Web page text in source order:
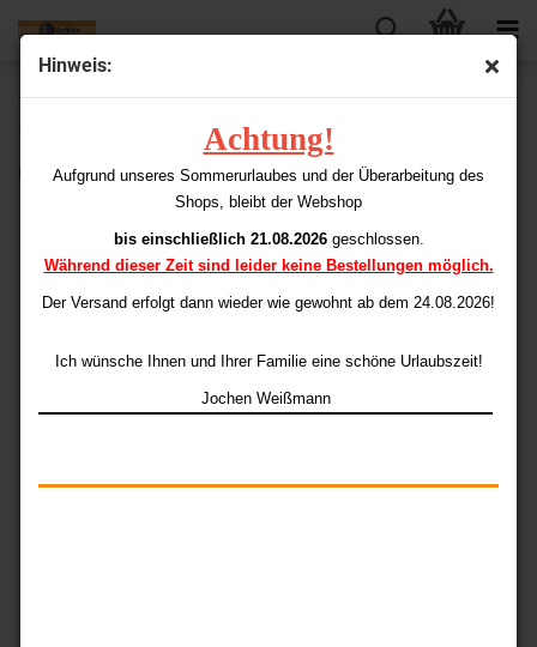
Hinweis:
Achtung!
Aufgrund unseres Sommerurlaubes und der Überarbeitung des
Shops, bleibt der Webshop
bis einschließlich 21.08.2026geschlossen.
Während dieser Zeit sind leider keine Bestellungen möglich.
Der Versand erfolgt dann wieder wie gewohnt ab dem 24.08.2026!
Ich wünsche Ihnen und Ihrer Familie eine schöne Urlaubszeit!
Jochen Weißmann
« Erster « zurück weiter »
Letzter »
Artikel in dieser Kategorie
iFlight 100 Standard Casino